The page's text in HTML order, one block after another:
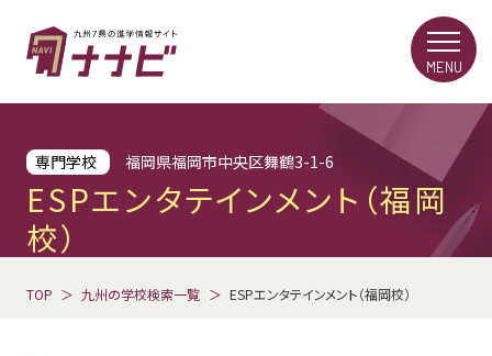
専門学校 福岡県福岡市中央区舞鶴3-1-6
ESPエンタテインメント（福岡
校）
TOP 九州の学校検索一覧 ESPエンタテインメント（福岡校）
MENU